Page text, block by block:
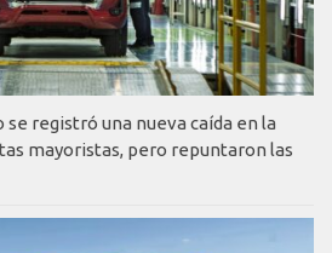
se registró una nueva caída en la
mayoristas, pero repuntaron las